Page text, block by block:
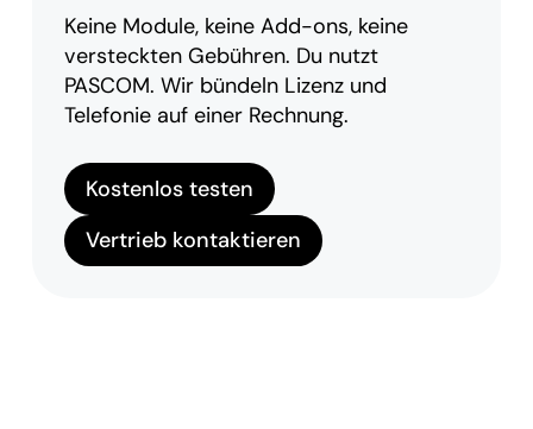
Keine Module, keine Add-ons, keine
versteckten Gebühren. Du nutzt
PASCOM. Wir bündeln Lizenz und
Telefonie auf einer Rechnung.
Kostenlos testen
Vertrieb kontaktieren